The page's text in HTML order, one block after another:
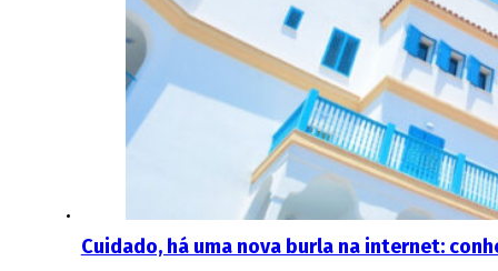
Cuidado, há uma nova burla na internet: